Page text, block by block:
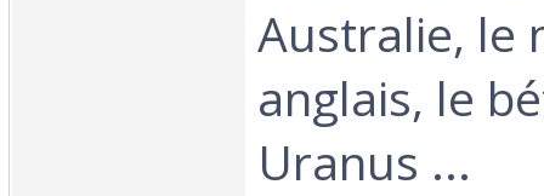
Australie, le
anglais, le
Uranus ...‎